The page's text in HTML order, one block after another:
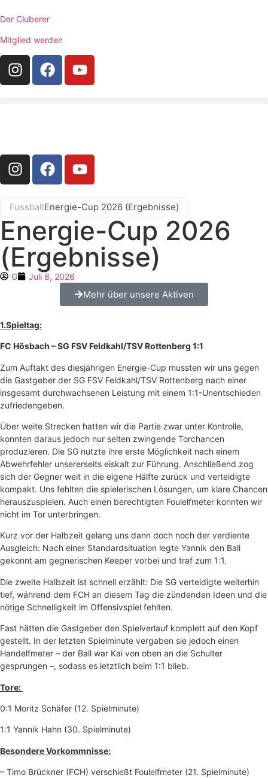
Der Cluberer
Mitglied werden
FussballEnergie-Cup 2026 (Ergebnisse)
Energie-Cup 2026
(Ergebnisse)
G Juli 8, 2026
Mehr über unsere Aktiven
1.Spieltag:
FC Hösbach – SG FSV Feldkahl/TSV Rottenberg 1:1
Zum Auftakt des diesjährigen Energie-Cup mussten wir uns gegen
die Gastgeber der SG FSV Feldkahl/TSV Rottenberg nach einer
insgesamt durchwachsenen Leistung mit einem 1:1-Unentschieden
zufriedengeben.
Über weite Strecken hatten wir die Partie zwar unter Kontrolle,
konnten daraus jedoch nur selten zwingende Torchancen
produzieren. Die SG nutzte ihre erste Möglichkeit nach einem
Abwehrfehler unsererseits eiskalt zur Führung. Anschließend zog
sich der Gegner weit in die eigene Hälfte zurück und verteidigte
kompakt. Uns fehlten die spielerischen Lösungen, um klare Chancen
herauszuspielen. Auch einen berechtigten Foulelfmeter konnten wir
nicht im Tor unterbringen.
Kurz vor der Halbzeit gelang uns dann doch noch der verdiente
Ausgleich: Nach einer Standardsituation legte Yannik den Ball
gekonnt am gegnerischen Keeper vorbei und traf zum 1:1.
Die zweite Halbzeit ist schnell erzählt: Die SG verteidigte weiterhin
tief, während dem FCH an diesem Tag die zündenden Ideen und die
nötige Schnelligkeit im Offensivspiel fehlten.
Fast hätten die Gastgeber den Spielverlauf komplett auf den Kopf
gestellt. In der letzten Spielminute vergaben sie jedoch einen
Handelfmeter – der Ball war Kai von oben an die Schulter
gesprungen –, sodass es letztlich beim 1:1 blieb.
Tore:
0:1 Moritz Schäfer (12. Spielminute)
1:1 Yannik Hahn (30. Spielminute)
Besondere Vorkommnisse:
– Timo Brückner (FCH) verschießt Foulelfmeter (21. Spielminute)